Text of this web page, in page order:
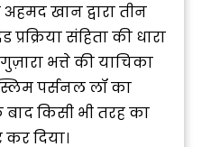
खान द्वारा तीन
संहिता की धारा
भत्ते की याचिका
पर्सनल लॉ का
किसी भी तरह का
दिया।